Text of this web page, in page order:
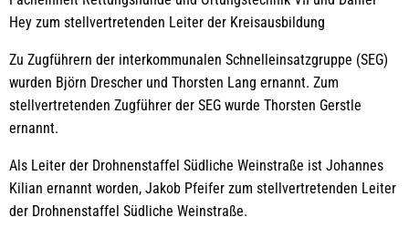
Hey zum stellvertretenden Leiter der Kreisausbildung
Zu Zugführern der interkommunalen Schnelleinsatzgruppe (SEG)
wurden Björn Drescher und Thorsten Lang ernannt. Zum
stellvertretenden Zugführer der SEG wurde Thorsten Gerstle
ernannt.
Als Leiter der Drohnenstaffel Südliche Weinstraße ist Johannes
Kilian ernannt worden, Jakob Pfeifer zum stellvertretenden Leiter
der Drohnenstaffel Südliche Weinstraße.